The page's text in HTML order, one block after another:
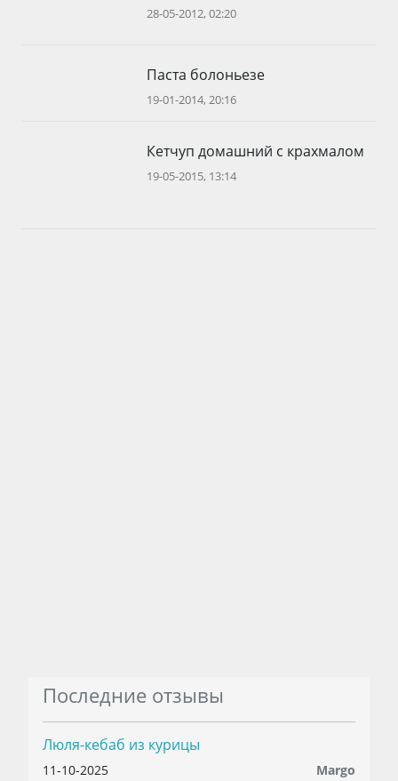
28-05-2012, 02:20
Паста болоньезе
19-01-2014, 20:16
Кетчуп домашний с крахмалом
19-05-2015, 13:14
Последние отзывы
Люля-кебаб из курицы
11-10-2025
Margo